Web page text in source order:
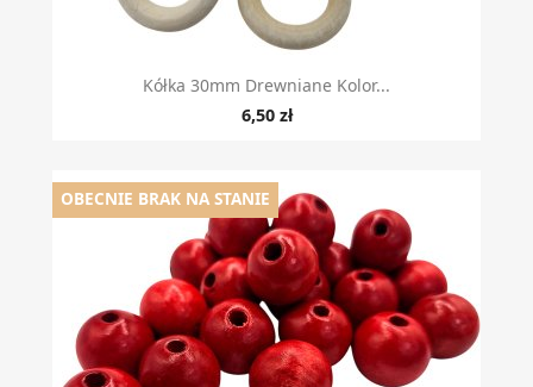
Kółka 30mm Drewniane Kolor...
6,50 zł
OBECNIE BRAK NA STANIE